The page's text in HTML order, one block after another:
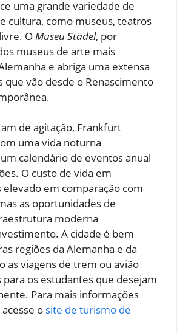
uma grande variedade de
cultura, como museus, teatros
OMuseu Städel, por
museus de arte mais
e abriga uma extensa
que vão desde o Renascimento
de agitação, Frankfurt
uma vida noturna
calendário de eventos anual
O custo de vida em
em comparação com
as oportunidades de
moderna
A cidade é bem
regiões da Alemanha e da
as viagens de trem ou avião
os estudantes que desejam
Para mais informações
o site de turismo de